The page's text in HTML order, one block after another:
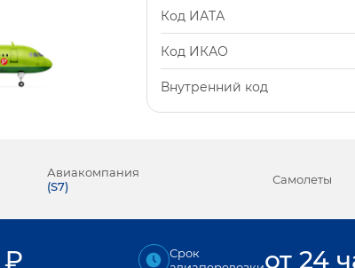
Код ИАТА
Код ИКАО
Внутренний код
Авиакомпания
(S7) Самолеты
₽
Срок
от 24